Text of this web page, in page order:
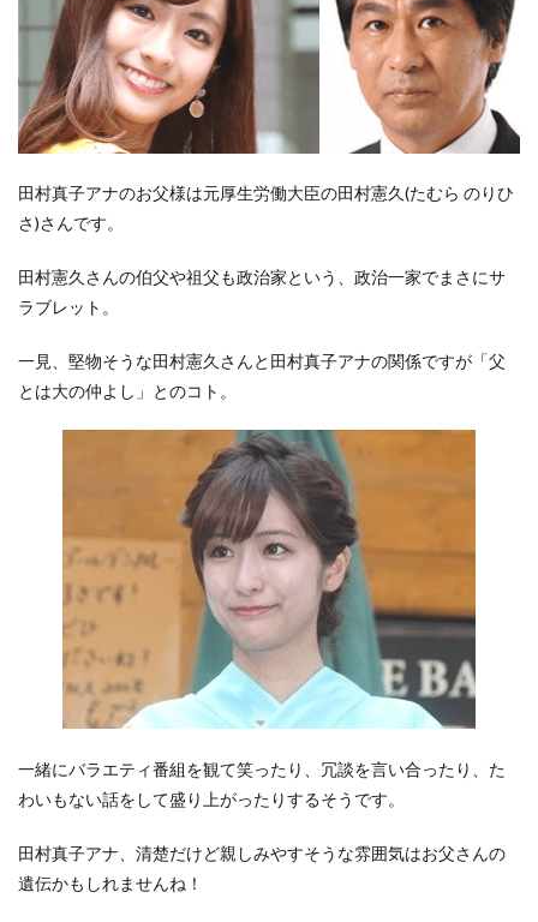
田村真子アナのお父様は元厚生労働大臣の田村憲久(たむら のりひ
さ)さんです。
田村憲久さんの伯父や祖父も政治家という、政治一家でまさにサ
ラブレット。
一見、堅物そうな田村憲久さんと田村真子アナの関係ですが「父
とは大の仲よし」とのコト。
一緒にバラエティ番組を観て笑ったり、冗談を言い合ったり、た
わいもない話をして盛り上がったりするそうです。
田村真子アナ、清楚だけど親しみやすそうな雰囲気はお父さんの
遺伝かもしれませんね！